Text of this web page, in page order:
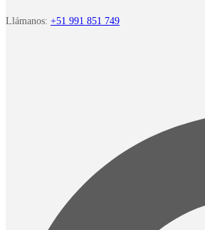
Llámanos: +51 991 851 749